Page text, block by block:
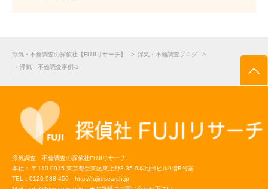
浮気・不倫調査の探偵社【FUJIリサーチ】 > 浮気・不倫調査ブログ
>
・浮気・不倫調査事例-2
浮気調査・不倫調査の探偵社FUJIリサーチ
本社： 〒110-0015 東京都台東区東上野3-35-9本池田ビル9階B号室
TEL： 0120-988-456
http://fujiresearch.jp